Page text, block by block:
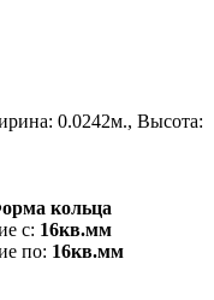
0.0242м., Высота:
кольца
с: 16кв.мм
по: 16кв.мм